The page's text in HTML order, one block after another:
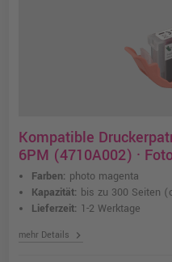
Kompatible
6PM (4710A002) ·
Farben: photo magenta
Kapazität: bis zu 300 Seiten
Lieferzeit: 1-2 Werktage
mehr Details chevron_right